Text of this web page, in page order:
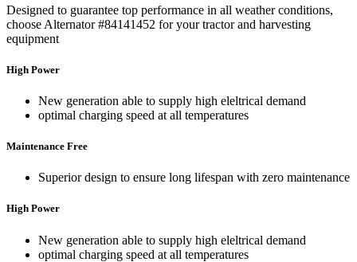
Designed to guarantee top performance in all weather conditions,
choose Alternator #84141452 for your tractor and harvesting
equipment
High Power
New generation able to supply high eleltrical demand
optimal charging speed at all temperatures
Maintenance Free
Superior design to ensure long lifespan with zero maintenance
High Power
New generation able to supply high eleltrical demand
optimal charging speed at all temperatures